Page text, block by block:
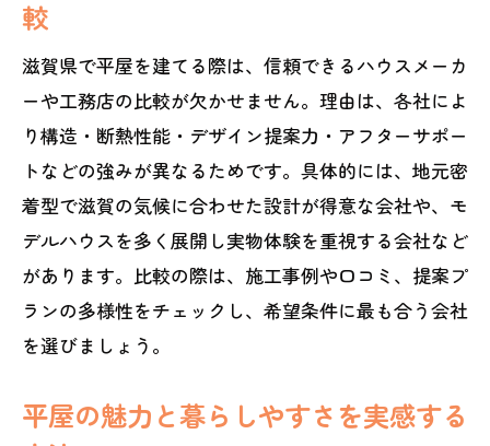
滋賀県で注目の平屋モデルハウス見学ポ
イント
家族に合った平屋をモデルハウスで体感
しよう
モデルハウス見学で気づく平屋住宅の魅
力
家族に合う平屋間取りのポイント紹介
平屋ランキングから学ぶ間取りと暮らし
生活動線を意識した平屋間取りの選び方
較
滋賀県で平屋を建てる際は、信頼できるハウスメーカ
ーや工務店の比較が欠かせません。理由は、各社によ
り構造・断熱性能・デザイン提案力・アフターサポー
トなどの強みが異なるためです。具体的には、地元密
着型で滋賀の気候に合わせた設計が得意な会社や、モ
デルハウスを多く展開し実物体験を重視する会社など
があります。比較の際は、施工事例や口コミ、提案プ
ランの多様性をチェックし、希望条件に最も合う会社
を選びましょう。
平屋の魅力と暮らしやすさを実感する